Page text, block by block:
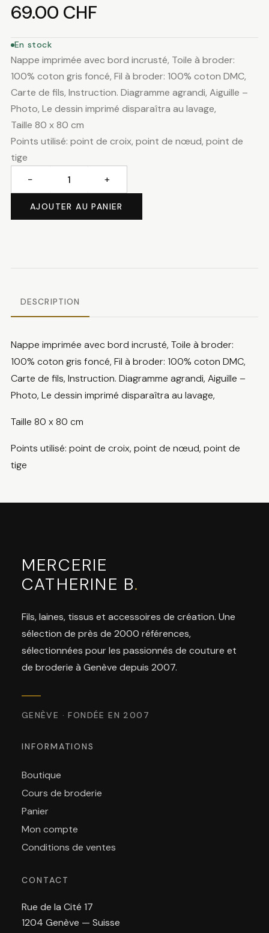
69.00 CHF
En stock
Nappe imprimée avec bord incrusté, Toile à broder:
100% coton gris foncé, Fil à broder: 100% coton DMC,
Carte de fils, Instruction. Diagramme agrandi, Aiguille –
Photo, Le dessin imprimé disparaîtra au lavage,
Taille 80 x 80 cm
Points utilisé: point de croix, point de nœud, point de
tige
Hérisson
− +
AJOUTER AU PANIER
DESCRIPTION
Nappe imprimée avec bord incrusté, Toile à broder:
100% coton gris foncé, Fil à broder: 100% coton DMC,
Carte de fils, Instruction. Diagramme agrandi, Aiguille –
Photo, Le dessin imprimé disparaîtra au lavage,
Taille 80 x 80 cm
Points utilisé: point de croix, point de nœud, point de
tige
MERCERIE
CATHERINE B.
Fils, laines, tissus et accessoires de création. Une
sélection de près de 2000 références,
sélectionnées pour les passionnés de couture et
de broderie à Genève depuis 2007.
GENÈVE · FONDÉE EN 2007
INFORMATIONS
Boutique
Cours de broderie
Panier
Mon compte
Conditions de ventes
CONTACT
Rue de la Cité 17
1204 Genève — Suisse